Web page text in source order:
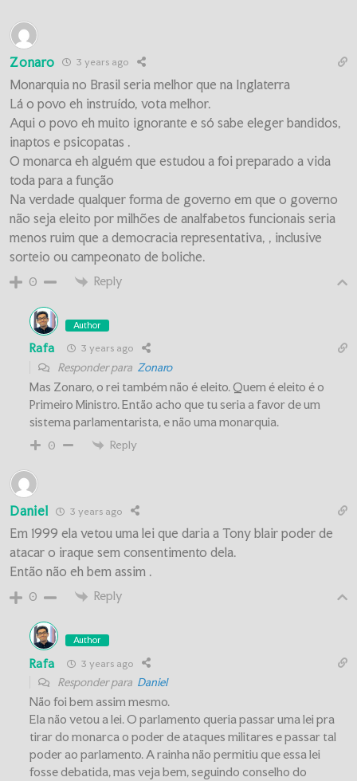
Zonaro 3 years ago
Monarquia no Brasil seria melhor que na Inglaterra
Lá o povo eh instruído, vota melhor.
Aqui o povo eh muito ignorante e só sabe eleger bandidos,
inaptos e psicopatas .
O monarca eh alguém que estudou a foi preparado a vida
toda para a função
Na verdade qualquer forma de governo em que o governo
não seja eleito por milhões de analfabetos funcionais seria
menos ruim que a democracia representativa, , inclusive
sorteio ou campeonato de boliche.
0 Reply
Author
Rafa 3 years ago
Responder para Zonaro
Mas Zonaro, o rei também não é eleito. Quem é eleito é o
Primeiro Ministro. Então acho que tu seria a favor de um
sistema parlamentarista, e não uma monarquia.
0 Reply
Daniel 3 years ago
Em 1999 ela vetou uma lei que daria a Tony blair poder de
atacar o iraque sem consentimento dela.
Então não eh bem assim .
0 Reply
Author
Rafa 3 years ago
Responder para Daniel
Não foi bem assim mesmo.
Ela não vetou a lei. O parlamento queria passar uma lei pra
tirar do monarca o poder de ataques militares e passar tal
poder ao parlamento. A rainha não permitiu que essa lei
fosse debatida, mas veja bem, seguindo conselho do